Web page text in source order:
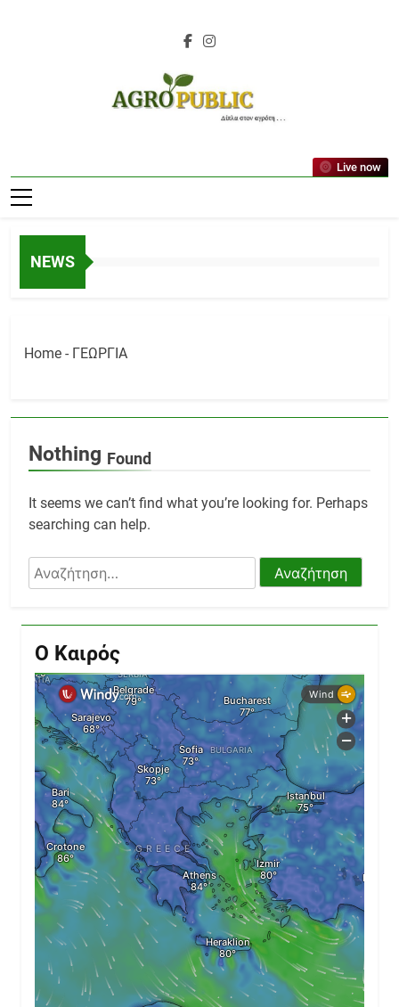
AgroPublic |
Αγροτικά Νέα,
Live now
NEWS
Home - ΓΕΩΡΓΙΑ
Nothing Found
It seems we can’t find what you’re looking for. Perhaps
searching can help.
Αναζήτηση
για:
Ο Καιρός